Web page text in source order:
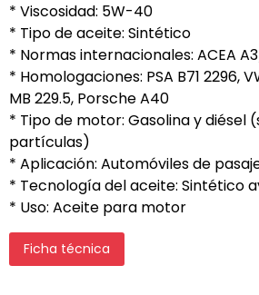
* Viscosidad: 5W-40
* Tipo de aceite: Sintético
* Normas internacionales: ACEA
* Homologaciones: PSA B71 2296,
MB 229.5, Porsche A40
* Tipo de motor: Gasolina y diésel
partículas)
* Aplicación: Automóviles de
* Tecnología del aceite: Sintético
* Uso: Aceite para motor
Ficha técnica